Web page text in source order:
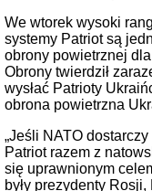
We wtorek wysoki
systemy Patriot są
obrony powietrznej
Obrony twierdził
wysłać Patrioty
obrona powietrzna
„Jeśli NATO
Patriot razem z
się uprawnionym
były prezydenty